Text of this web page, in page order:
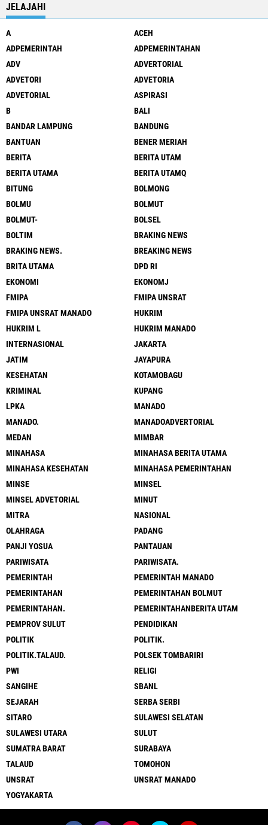
JELAJAHI
A
ACEH
ADPEMERINTAH
ADPEMERINTAHAN
ADV
ADVERTORIAL
ADVETORI
ADVETORIA
ADVETORIAL
ASPIRASI
B
BALI
BANDAR LAMPUNG
BANDUNG
BANTUAN
BENER MERIAH
BERITA
BERITA UTAM
BERITA UTAMA
BERITA UTAMQ
BITUNG
BOLMONG
BOLMU
BOLMUT
BOLMUT-
BOLSEL
BOLTIM
BRAKING NEWS
BRAKING NEWS.
BREAKING NEWS
BRITA UTAMA
DPD RI
EKONOMI
EKONOMJ
FMIPA
FMIPA UNSRAT
FMIPA UNSRAT MANADO
HUKRIM
HUKRIM L
HUKRIM MANADO
INTERNASIONAL
JAKARTA
JATIM
JAYAPURA
KESEHATAN
KOTAMOBAGU
KRIMINAL
KUPANG
LPKA
MANADO
MANADO.
MANADOADVERTORIAL
MEDAN
MIMBAR
MINAHASA
MINAHASA BERITA UTAMA
MINAHASA KESEHATAN
MINAHASA PEMERINTAHAN
MINSE
MINSEL
MINSEL ADVETORIAL
MINUT
MITRA
NASIONAL
OLAHRAGA
PADANG
PANJI YOSUA
PANTAUAN
PARIWISATA
PARIWISATA.
PEMERINTAH
PEMERINTAH MANADO
PEMERINTAHAN
PEMERINTAHAN BOLMUT
PEMERINTAHAN.
PEMERINTAHANBERITA UTAM
PEMPROV SULUT
PENDIDIKAN
POLITIK
POLITIK.
POLITIK.TALAUD.
POLSEK TOMBARIRI
PWI
RELIGI
SANGIHE
SBANL
SEJARAH
SERBA SERBI
SITARO
SULAWESI SELATAN
SULAWESI UTARA
SULUT
SUMATRA BARAT
SURABAYA
TALAUD
TOMOHON
UNSRAT
UNSRAT MANADO
YOGYAKARTA